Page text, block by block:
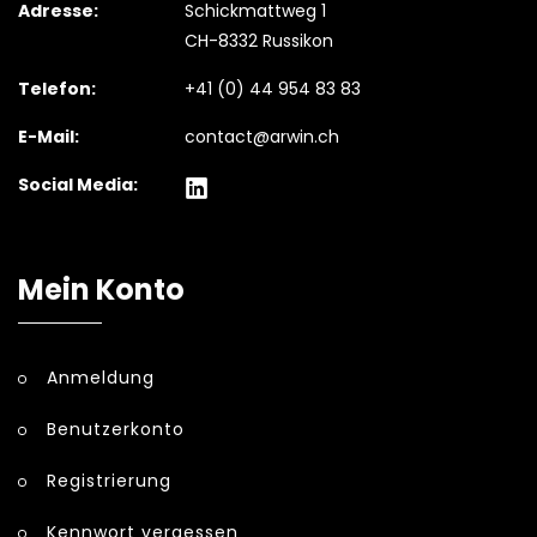
Adresse:
Schickmattweg 1
CH-8332 Russikon
Telefon:
+41 (0) 44 954 83 83
E-Mail:
contact@arwin.ch
Social Media:
Mein Konto
Anmeldung
Benutzerkonto
Registrierung
Kennwort vergessen